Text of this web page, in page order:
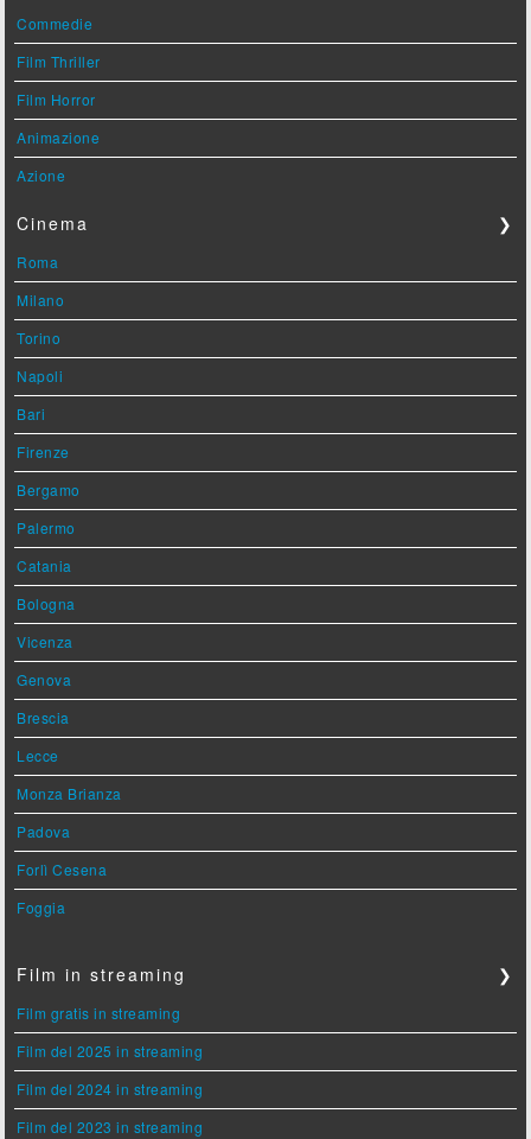
Commedie
Film Thriller
Film Horror
Animazione
Azione
Cinema ❯
Roma
Milano
Torino
Napoli
Bari
Firenze
Bergamo
Palermo
Catania
Bologna
Vicenza
Genova
Brescia
Lecce
Monza Brianza
Padova
Forlì Cesena
Foggia
Film in streaming ❯
Film gratis in streaming
Film del 2025 in streaming
Film del 2024 in streaming
Film del 2023 in streaming